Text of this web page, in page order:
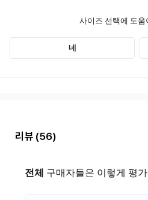
리뷰 (56)